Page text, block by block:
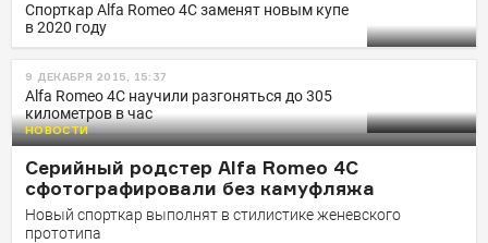
Спорткар Alfa Romeo 4С заменят новым купе
в 2020 году
9 ДЕКАБРЯ 2015, 15:37
Alfa Romeo 4C научили разгоняться до 305
километров в час
НОВОСТИ
Серийный родстер Alfa Romeo 4C
сфотографировали без камуфляжа
Новый спорткар выполнят в стилистике женевского
прототипа